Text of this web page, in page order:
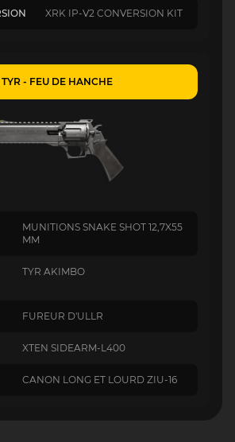
XRK IP-V2 CONVERSION KIT
TYR - FEU DE HANCHE
MUNITIONS SNAKE SHOT 12,7X55
MM
TYR AKIMBO
FUREUR D'ULLR
XTEN SIDEARM-L400
CANON LONG ET LOURD ZIU-16